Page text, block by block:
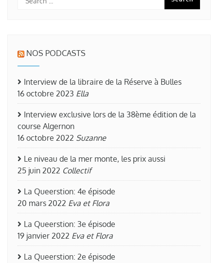
NOS PODCASTS
Interview de la libraire de la Réserve à Bulles
16 octobre 2023 Ella
Interview exclusive lors de la 38ème édition de la
course Algernon
16 octobre 2022 Suzanne
Le niveau de la mer monte, les prix aussi
25 juin 2022 Collectif
La Queerstion: 4e épisode
20 mars 2022 Eva et Flora
La Queerstion: 3e épisode
19 janvier 2022 Eva et Flora
La Queerstion: 2e épisode